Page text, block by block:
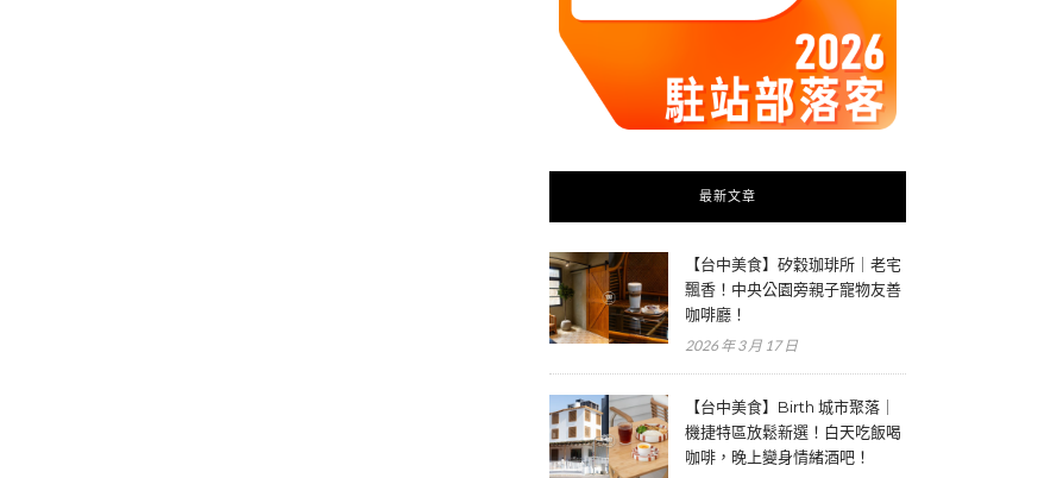
最新文章
【台中美食】矽穀珈琲所｜老宅
飄香！中央公園旁親子寵物友善
咖啡廳！
2026 年 3 月 17 日
【台中美食】Birth 城市聚落｜
機捷特區放鬆新選！白天吃飯喝
咖啡，晚上變身情緒酒吧！